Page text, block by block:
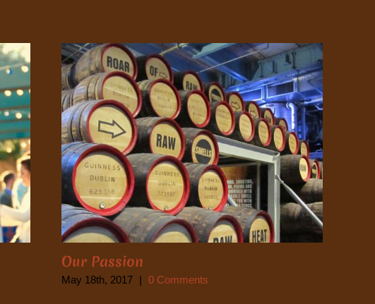
Our Passion
May 18th, 2017 | 0 Comments